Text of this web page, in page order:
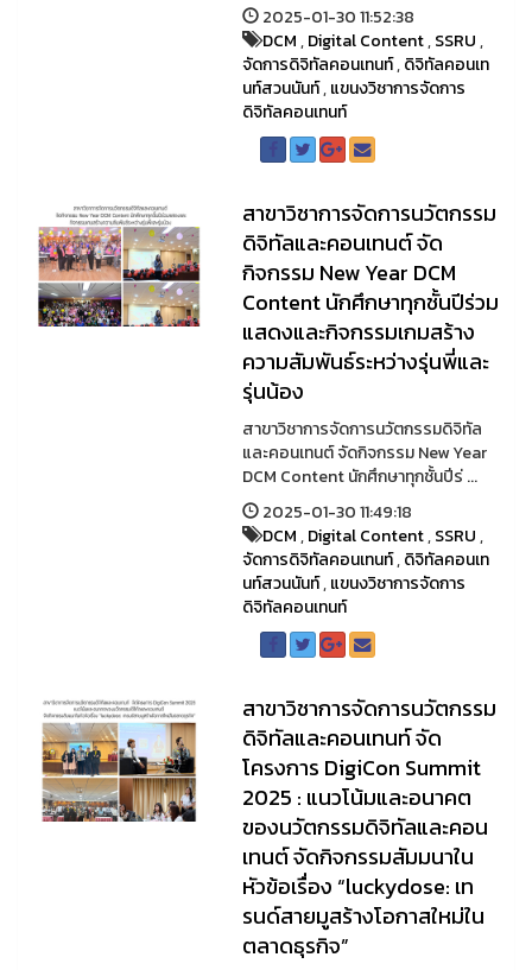
2025-01-30 11:52:38
DCM,Digital Content,SSRU,
จัดการดิจิทัลคอนเทนท์,ดิจิทัลคอนเท
นท์สวนนันท์,แขนงวิชาการจัดการ
ดิจิทัลคอนเทนท์
สาขาวิชาการจัดการนวัตกรรม
ดิจิทัลและคอนเทนต์ จัด
กิจกรรม New Year DCM
Content นักศึกษาทุกชั้นปีร่วม
แสดงและกิจกรรมเกมสร้าง
ความสัมพันธ์ระหว่างรุ่นพี่และ
รุ่นน้อง
สาขาวิชาการจัดการนวัตกรรมดิจิทัล
และคอนเทนต์ จัดกิจกรรม New Year
DCM Content นักศึกษาทุกชั้นปีร่ ...
2025-01-30 11:49:18
DCM,Digital Content,SSRU,
จัดการดิจิทัลคอนเทนท์,ดิจิทัลคอนเท
นท์สวนนันท์,แขนงวิชาการจัดการ
ดิจิทัลคอนเทนท์
สาขาวิชาการจัดการนวัตกรรม
ดิจิทัลและคอนเทนท์ จัด
โครงการ DigiCon Summit
2025 : แนวโน้มและอนาคต
ของนวัตกรรมดิจิทัลและคอน
เทนต์ จัดกิจกรรมสัมมนาใน
หัวข้อเรื่อง “luckydose: เท
รนด์สายมูสร้างโอกาสใหม่ใน
ตลาดธุรกิจ”